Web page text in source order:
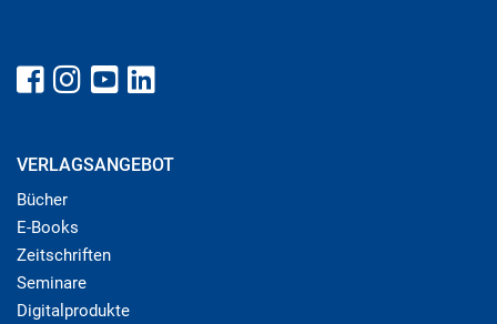
VERLAGSANGEBOT
Bücher
E-Books
Zeitschriften
Seminare
Digitalprodukte